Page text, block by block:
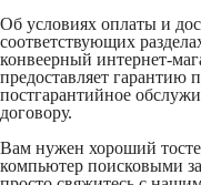
Об условиях оплаты и
соответствующих
конвеерный интернет-
предоставляет гарантию
постгарантийное
договору.
Вам нужен хороший
компьютер поисковыми